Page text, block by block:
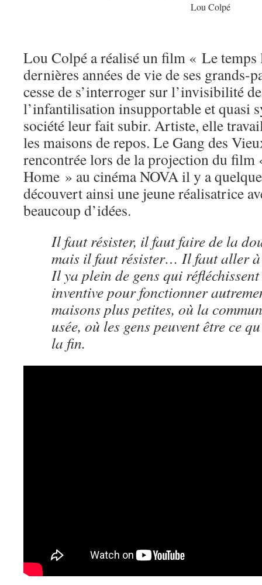
Lou Colpé
Lou Colpé a réalisé un film « Le
dernières années de vie de ses grands-
cesse de s’interroger sur l’invisibilité
l’infantilisation insupportable et quasi
société leur fait subir. Artiste, elle
les maisons de repos. Le Gang des
rencontrée lors de la projection du film
Home » au cinéma NOVA il y a
découvert ainsi une jeune réalisatrice
beaucoup d’idées.
Il faut résister, il faut faire de la
mais il faut résister… Il faut aller
Il ya plein de gens qui
inventive pour fonctionner
maisons plus petites, où la
usée, où les gens peuvent être ce
la fin.